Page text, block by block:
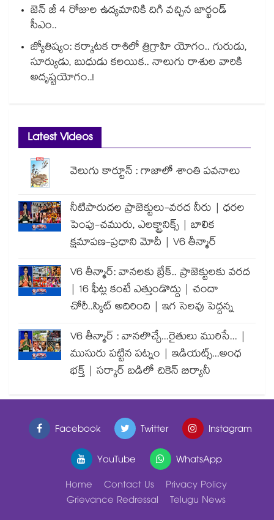
జెన్ జీ 4 రోజుల ఉద్యమానికి దిగి వచ్చిన జార్ఖండ్
సీఎం..
జ్యోతిష్యం: కర్కాటక రాశిలో త్రిగ్రాహి యోగం.. గురుడు,
సూర్యుడు, బుధుడు కలయిక.. నాలుగు రాశుల వారికి
అదృష్టయోగం..!
Latest Videos
వెలుగు కార్టూన్ : గాజాలో శాంతి పవనాలు
నీటిపారుదల ప్రాజెక్టులు-వరద నీరు | ధరల
పెంపు-చమురు, ఎలక్ట్రానిక్స్ | బాలిక
క్షమాపణ-ప్రధాని మోదీ | V6 తీన్మార్
V6 తీన్మార్: వానలకు బ్రేక్.. ప్రాజెక్టులకు వరద
| 16 ఫీట్ల కంటే ఎత్తుండొద్దు | చందా
చోరీ..స్కిట్ అదిరింది | ఇగ సెలవు పెద్దన్న
V6 తీన్మార్ : వానలొచ్చే...రైతులు మురిసే... |
ముసురు పట్టిన పట్నం | ఇడియట్స్...అంధ
భక్త్ | సర్కార్ బడిలో చికెన్ బిర్యానీ
Facebook Twitter
Instagram
YouTube
WhatsApp
Home
Contact Us
Privacy Policy
Grievance Redressal
Telugu News